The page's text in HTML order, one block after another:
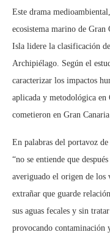
Este drama
ecosistema marino de Gran
Isla lidere la clasificación
Archipiélago. Según el
caracterizar los impactos
aplicada y metodológica en
cometieron en Gran
En palabras del portavoz
“no se entiende que
averiguado el origen de los
extrañar que guarde
sus aguas fecales y sin
provocando contaminación